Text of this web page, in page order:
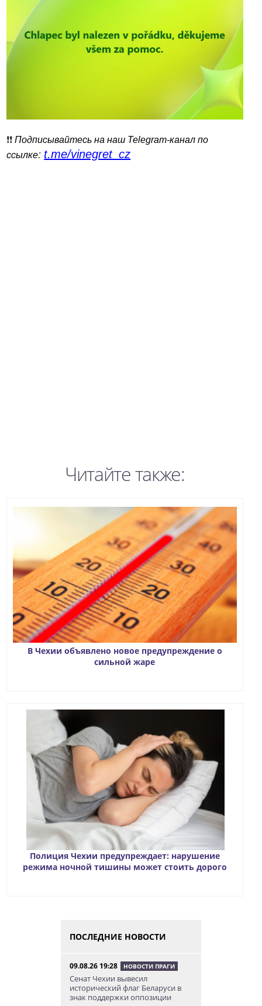
❗️❗️Подписывайтесь на наш Telegram-канал по
ссылке: t.me/vinegret_cz
Читайте также:
В Чехии объявлено новое предупреждение о
сильной жаре
Полиция Чехии предупреждает: нарушение
режима ночной тишины может стоить дорого
ПОСЛЕДНИЕ НОВОСТИ
09.08.26 19:28 НОВОСТИ ПРАГИ
Сенат Чехии вывесил
исторический флаг Беларуси в
знак поддержки оппозиции